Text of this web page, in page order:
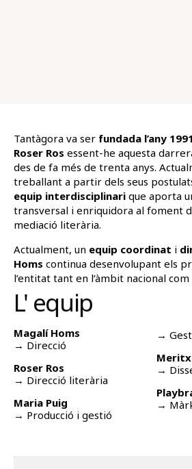
Tantàgora va ser fundada l’any 1991
Roser Ros essent-he aquesta
des de fa més de trenta anys.
treballant a partir dels seus
equip interdisciplinari que aporta
transversal i enriquidora al foment
mediació literària.
Actualment, un equip coordinat i
Homs continua desenvolupant els
l’entitat tant en l’àmbit nacional
L' equip
Magalí Homs
→ Direcció
Roser Ros
→ Direcció literària
Maria Puig
→ Producció i gestió
→
→
→